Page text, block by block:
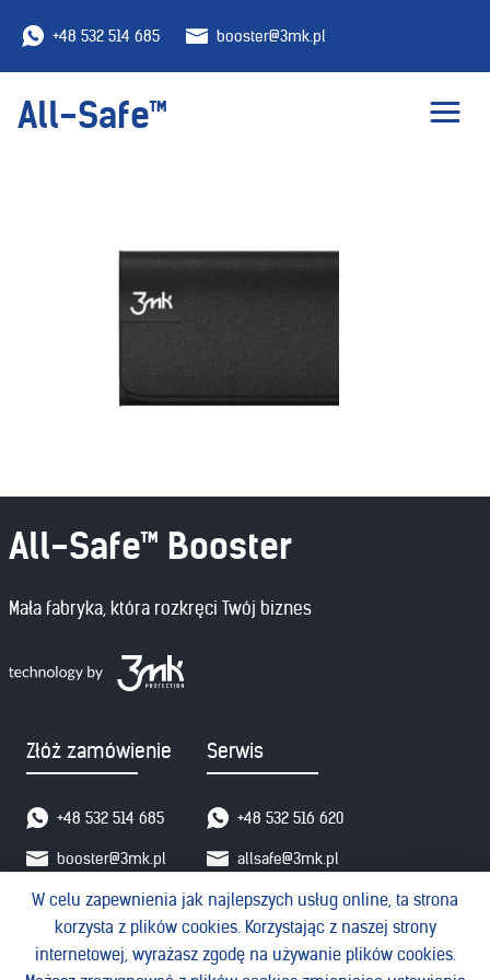
+48 532 514 685 booster@3mk.pl
All-Safe™
All-Safe™ Booster
Mała fabryka, która rozkręci Twój biznes
Złóż zamówienie
+48 532 514 685
booster@3mk.pl
Serwis
+48 532 516 620
allsafe@3mk.pl
3mk Protection sp. z o.o. © 2026. All rights
W celu zapewnienia jak najlepszych usług online, ta strona
korzysta z plików cookies. Korzystając z naszej strony
internetowej, wyrażasz zgodę na używanie plików cookies.